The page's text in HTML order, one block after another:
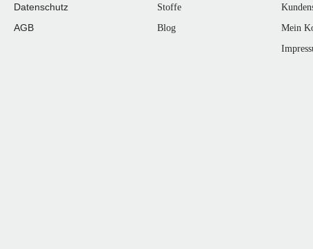
Datenschutz
AGB
Stoffe
Blog
Mein